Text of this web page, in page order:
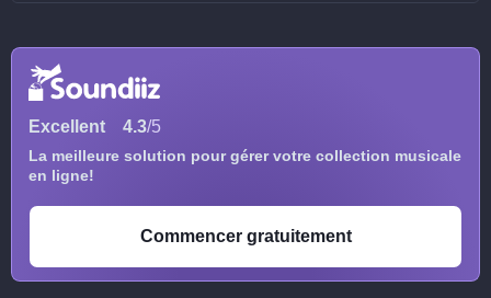
Excellent 4.3/5
La meilleure solution pour gérer votre collection musicale
en ligne!
Commencer gratuitement